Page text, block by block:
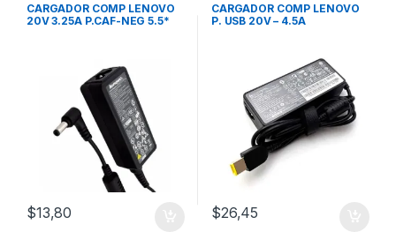
CARGADOR COMP LENOVO
20V 3.25A P.CAF-NEG 5.5*
$13,80
CARGADOR COMP LENOVO
P. USB 20V – 4.5A
$26,45